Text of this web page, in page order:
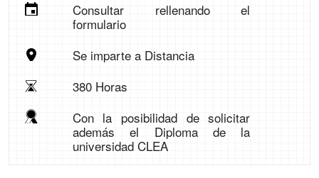
Consultar rellenando el
formulario
Se imparte a Distancia
380 Horas
Con la posibilidad de solicitar
además el Diploma de la
universidad CLEA